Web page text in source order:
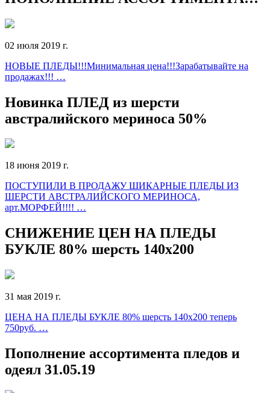
02 июля 2019 г.
НОВЫЕ ПЛЕДЫ!!!Минимальная цена!!!Зарабатывайте на
продажах!!! …
Новинка ПЛЕД из шерсти
австралийского мериноса 50%
18 июня 2019 г.
ПОСТУПИЛИ В ПРОДАЖУ ШИКАРНЫЕ ПЛЕДЫ ИЗ
ШЕРСТИ АВСТРАЛИЙСКОГО МЕРИНОСА,
арт.МОРФЕЙ!!!! …
СНИЖЕНИЕ ЦЕН НА ПЛЕДЫ
БУКЛЕ 80% шерсть 140х200
31 мая 2019 г.
ЦЕНА НА ПЛЕДЫ БУКЛЕ 80% шерсть 140х200 теперь
750руб. …
Пополнение ассортимента пледов и
одеял 31.05.19